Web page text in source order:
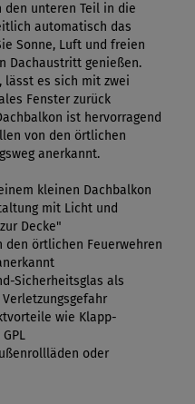
den unteren Teil in die
automatisch das
Sonne, Luft und freien
Dachaustritt genießen.
lässt es sich mit zwei
Fenster zurück
ist hervorragend
von den örtlichen
anerkannt.
kleinen Dachbalkon
mit Licht und
Decke"
den örtlichen Feuerwehren
Sicherheitsglas als
wie Klapp-
oder